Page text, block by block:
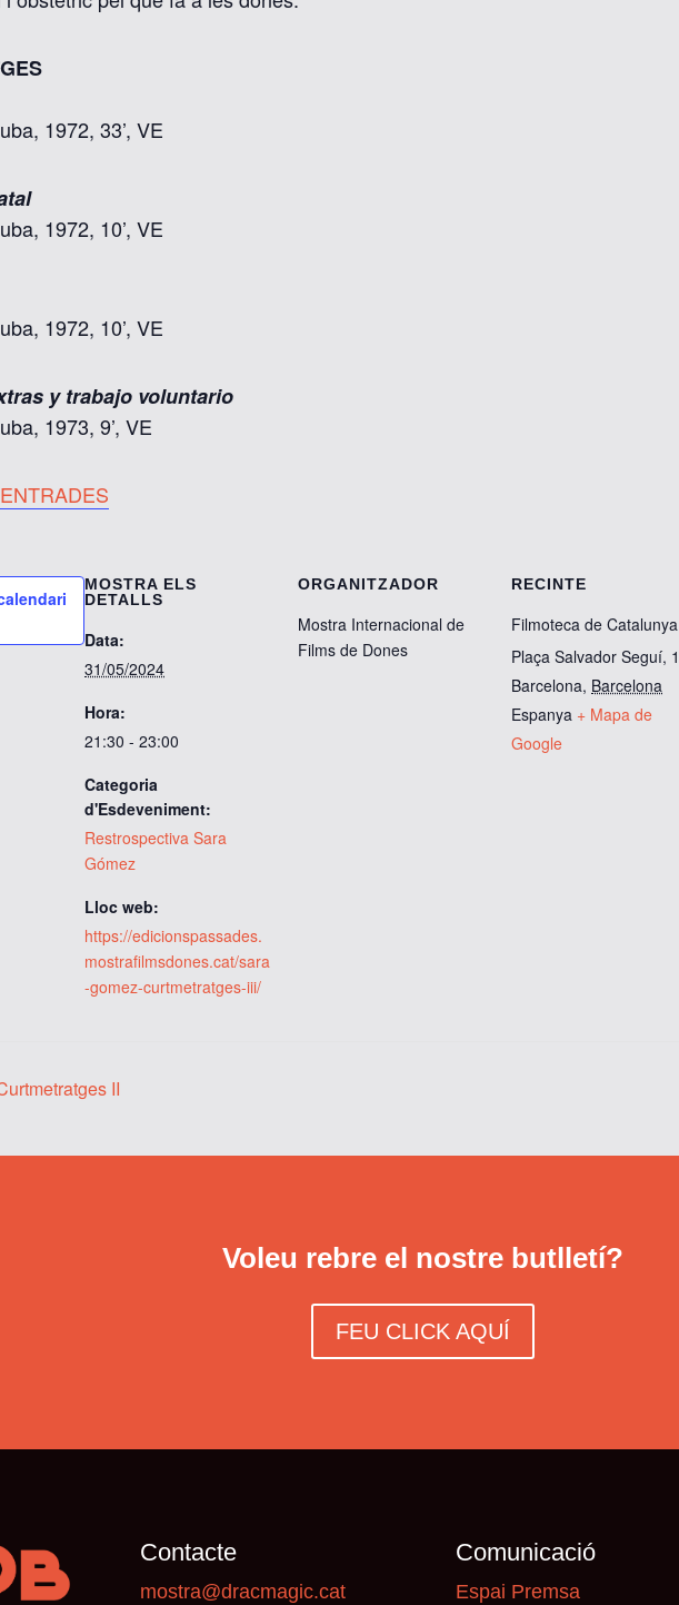
1972, 33’, VE
1972, 10’, VE
1972, 10’, VE
y trabajo voluntario
1973, 9’, VE
MOSTRA ELS
DETALLS
Data:
31/05/2024
Hora:
21:30 - 23:00
Categoria
d'Esdeveniment:
Restrospectiva Sara
Gómez
Lloc web:
https://edicionspassades.
mostrafilmsdones.cat/sara
-gomez-curtmetratges-iii/
ORGANITZADOR
Mostra Internacional de
Films de Dones
RECINTE
Filmoteca de Catalunya
Plaça Salvador Seguí, 1
Barcelona, Barcelona
Espanya + Mapa de
Google
II
Voleu rebre el nostre butlletí?
FEU CLICK AQUÍ
Contacte
mostra@dracmagic.cat
Comunicació
Espai Premsa